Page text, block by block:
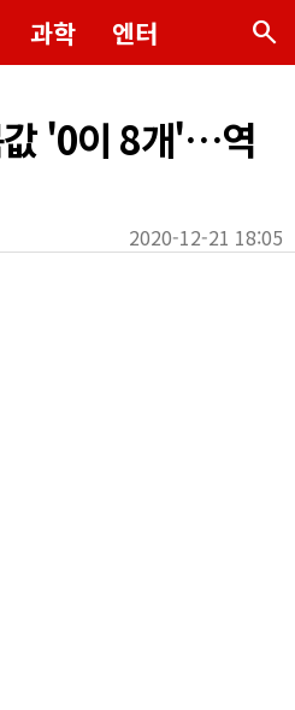
과학 엔터 search
값 '0이 8개'…역
2020-12-21 18:05